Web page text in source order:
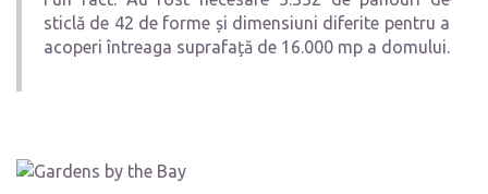
sticlă de 42 de forme și dimensiuni diferite pentru a
acoperi întreaga suprafață de 16.000 mp a domului.